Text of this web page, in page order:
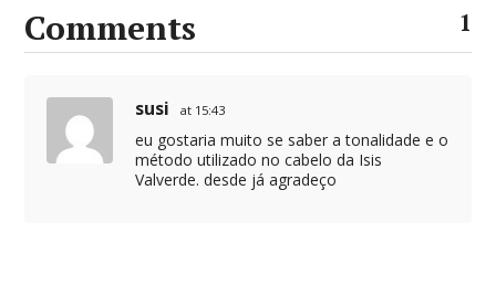
Comments 1
susi at 15:43
eu gostaria muito se saber a tonalidade e o
método utilizado no cabelo da Isis
Valverde. desde já agradeço